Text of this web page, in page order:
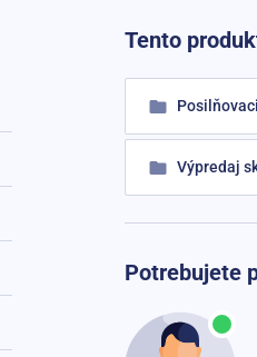
Tento
Výpredaj
Potrebujete